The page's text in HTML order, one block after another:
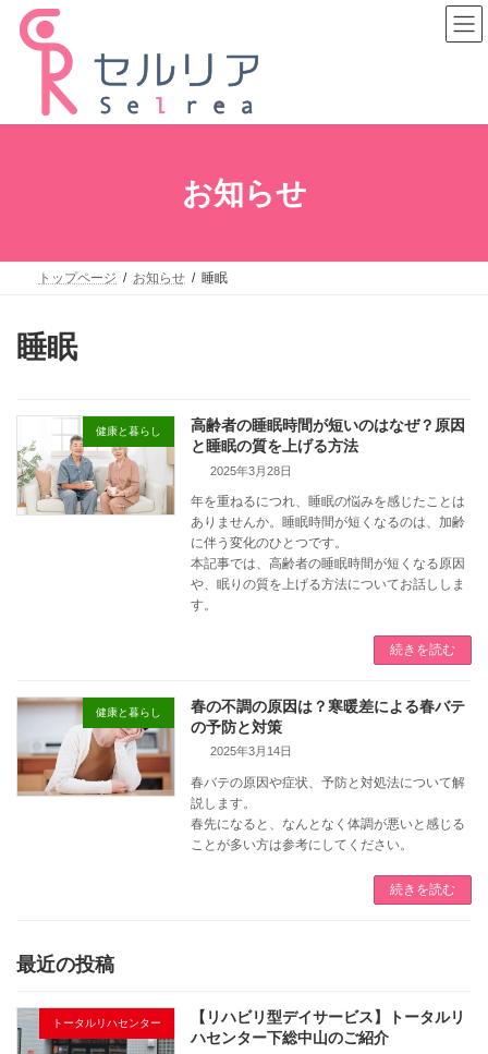
ス
ン
お知らせ
トップページ お知らせ 睡眠
睡眠
健康と暮らし
高齢者の睡眠時間が短いのはなぜ？原因
と睡眠の質を上げる方法
2025年3月28日
年を重ねるにつれ、睡眠の悩みを感じたことは
ありませんか。睡眠時間が短くなるのは、加齢
に伴う変化のひとつです。
本記事では、高齢者の睡眠時間が短くなる原因
や、眠りの質を上げる方法についてお話ししま
す。
続きを読む
健康と暮らし
春の不調の原因は？寒暖差による春バテ
の予防と対策
2025年3月14日
春バテの原因や症状、予防と対処法について解
説します。
春先になると、なんとなく体調が悪いと感じる
ことが多い方は参考にしてください。
続きを読む
最近の投稿
トータルリハセンター
【リハビリ型デイサービス】トータルリ
ハセンター下総中山のご紹介